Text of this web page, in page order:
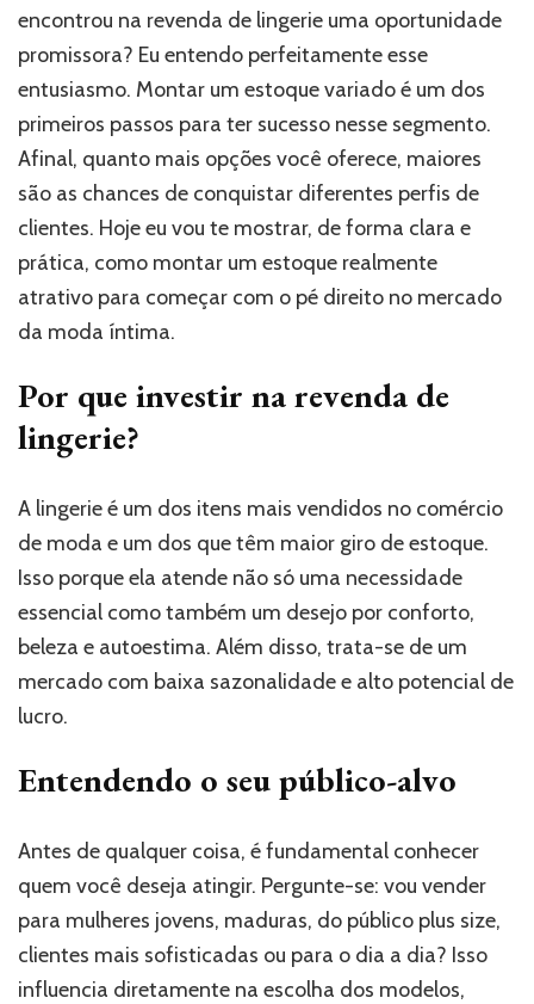
encontrou na revenda de lingerie uma oportunidade
promissora? Eu entendo perfeitamente esse
entusiasmo. Montar um estoque variado é um dos
primeiros passos para ter sucesso nesse segmento.
Afinal, quanto mais opções você oferece, maiores
são as chances de conquistar diferentes perfis de
clientes. Hoje eu vou te mostrar, de forma clara e
prática, como montar um estoque realmente
atrativo para começar com o pé direito no mercado
da moda íntima.
Por que investir na revenda de
lingerie?
A lingerie é um dos itens mais vendidos no comércio
de moda e um dos que têm maior giro de estoque.
Isso porque ela atende não só uma necessidade
essencial como também um desejo por conforto,
beleza e autoestima. Além disso, trata-se de um
mercado com baixa sazonalidade e alto potencial de
lucro.
Entendendo o seu público-alvo
Antes de qualquer coisa, é fundamental conhecer
quem você deseja atingir. Pergunte-se: vou vender
para mulheres jovens, maduras, do público plus size,
clientes mais sofisticadas ou para o dia a dia? Isso
influencia diretamente na escolha dos modelos,